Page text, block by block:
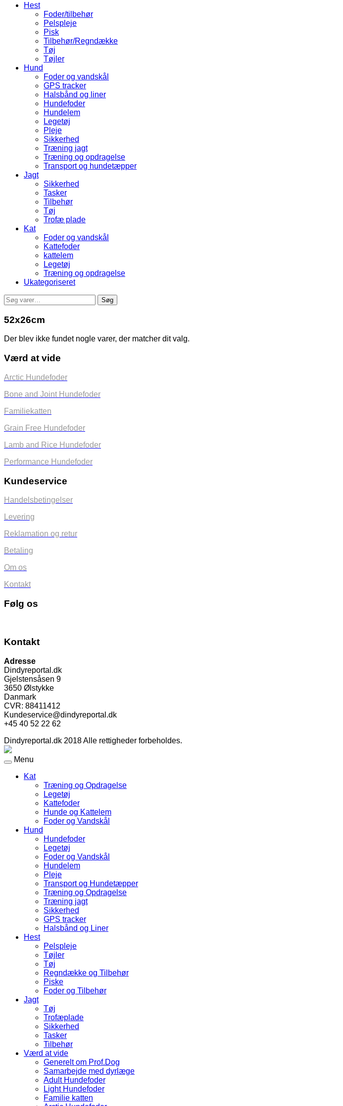
Hest
Foder/tilbehør
Pelspleje
Pisk
Tilbehør/Regndække
Tøj
Tøjler
Hund
Foder og vandskål
GPS tracker
Halsbånd og liner
Hundefoder
Hundelem
Legetøj
Pleje
Sikkerhed
Træning jagt
Træning og opdragelse
Transport og hundetæpper
Jagt
Sikkerhed
Tasker
Tilbehør
Tøj
Trofæ plade
Kat
Foder og vandskål
Kattefoder
kattelem
Legetøj
Træning og opdragelse
Ukategoriseret
Søg
efter:
Søg
52x26cm
Der blev ikke fundet nogle varer, der matcher dit valg.
Værd at vide
Arctic Hundefoder
Bone and Joint Hundefoder
Familiekatten
Grain Free Hundefoder
Lamb and Rice Hundefoder
Performance Hundefoder
Kundeservice
Handelsbetingelser
Levering
Reklamation og retur
Betaling
Om os
Kontakt
Følg os
Kontakt
Adresse
Dindyreportal.dk
Gjelstensåsen 9
3650 Ølstykke
Danmark
CVR: 88411412
Kundeservice@dindyreportal.dk
+45 40 52 22 62
Dindyreportal.dk 2018 Alle rettigheder forbeholdes.
Menu
Kat
Træning og Opdragelse
Legetøj
Kattefoder
Hunde og Kattelem
Foder og Vandskål
Hund
Hundefoder
Legetøj
Foder og Vandskål
Hundelem
Pleje
Transport og Hundetæpper
Træning og Opdragelse
Træning jagt
Sikkerhed
GPS tracker
Halsbånd og Liner
Hest
Pelspleje
Tøjler
Tøj
Regndække og Tilbehør
Piske
Foder og Tilbehør
Jagt
Tøj
Trofæplade
Sikkerhed
Tasker
Tilbehør
Værd at vide
Generelt om Prof.Dog
Samarbejde med dyrlæge
Adult Hundefoder
Light Hundefoder
Familie katten